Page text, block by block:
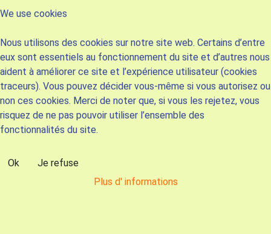
We use cookies
Nous utilisons des cookies sur notre site web. Certains d’entre
eux sont essentiels au fonctionnement du site et d’autres nous
aident à améliorer ce site et l’expérience utilisateur (cookies
traceurs). Vous pouvez décider vous-même si vous autorisez ou
non ces cookies. Merci de noter que, si vous les rejetez, vous
risquez de ne pas pouvoir utiliser l’ensemble des
fonctionnalités du site.
Ok
Je refuse
Plus d' informations